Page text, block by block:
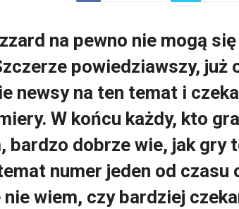
na pewno nie mogą
powiedziawszy, już
newsy na ten temat i
W końcu każdy, kto
bardzo dobrze wie, jak gry
numer jeden od
wiem, czy bardziej